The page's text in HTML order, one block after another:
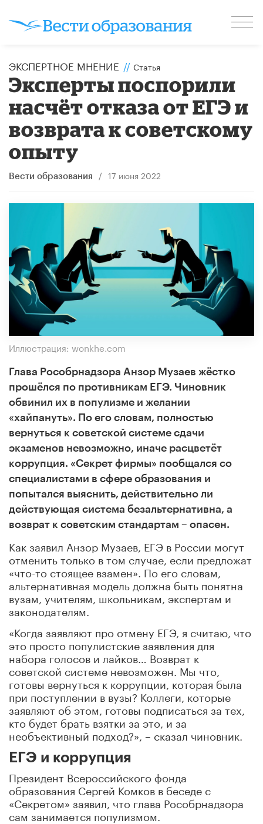
ЭКСПЕРТНОЕ МНЕНИЕ // Статья
Эксперты поспорили
насчёт отказа от ЕГЭ и
возврата к советскому
опыту
Вести образования / 17 июня 2022
Иллюстрация: wonkhe.com
Глава Рособрнадзора Анзор Музаев жёстко
прошёлся по противникам ЕГЭ. Чиновник
обвинил их в популизме и желании
«хайпануть». По его словам, полностью
вернуться к советской системе сдачи
экзаменов невозможно, иначе расцветёт
коррупция. «Секрет фирмы» пообщался со
специалистами в сфере образования и
попытался выяснить, действительно ли
действующая система безальтернативна, а
возврат к советским стандартам – опасен.
Как заявил Анзор Музаев, ЕГЭ в России могут
отменить только в том случае, если предложат
«что-то стоящее взамен». По его словам,
альтернативная модель должна быть понятна
вузам, учителям, школьникам, экспертам и
законодателям.
«Когда заявляют про отмену ЕГЭ, я считаю, что
это просто популистские заявления для
набора голосов и лайков… Возврат к
советской системе невозможен. Мы что,
готовы вернуться к коррупции, которая была
при поступлении в вузы? Коллеги, которые
заявляют об этом, готовы подписаться за тех,
кто будет брать взятки за это, и за
необъективный подход?», – сказал чиновник.
ЕГЭ и коррупция
Президент Всероссийского фонда
образования Сергей Комков в беседе с
«Секретом» заявил, что глава Рособрнадзора
сам занимается популизмом.